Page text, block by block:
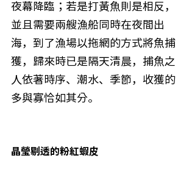
夜幕降臨；若是打黃魚則是相反，
並且需要兩艘漁船同時在夜間出
海，到了漁場以拖網的方式將魚捕
獲，歸來時已是隔天清晨，捕魚之
人依著時序、潮水、季節，收獲的
多與寡恰如其分。
晶瑩剔透的粉紅蝦皮